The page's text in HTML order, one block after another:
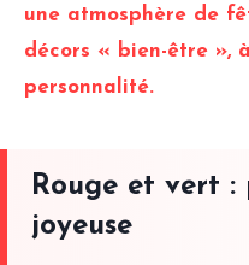
une atmosphère de
décors « bien-être »,
personnalité.
Rouge et vert :
joyeuse